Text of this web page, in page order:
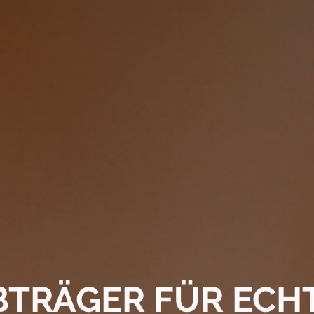
FÜR